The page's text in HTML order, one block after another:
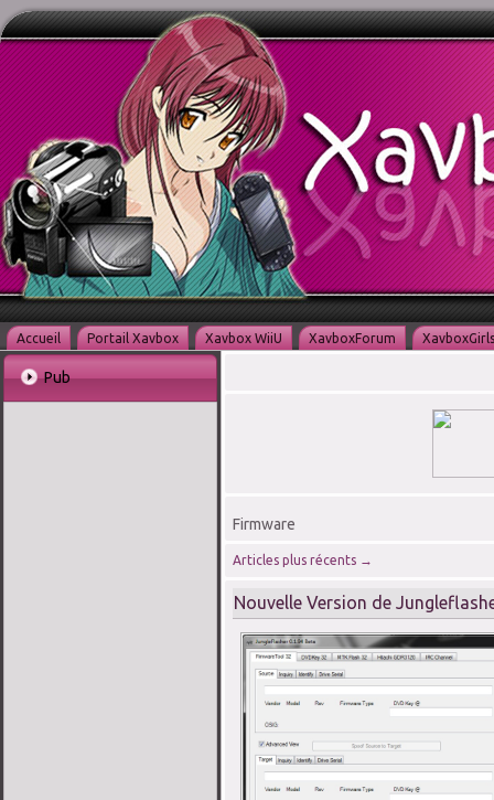
Accueil Portail Xavbox Xavbox WiiU XavboxForum XavboxGirls
Pub
Firmware
Articles plus récents →
Nouvelle Version de